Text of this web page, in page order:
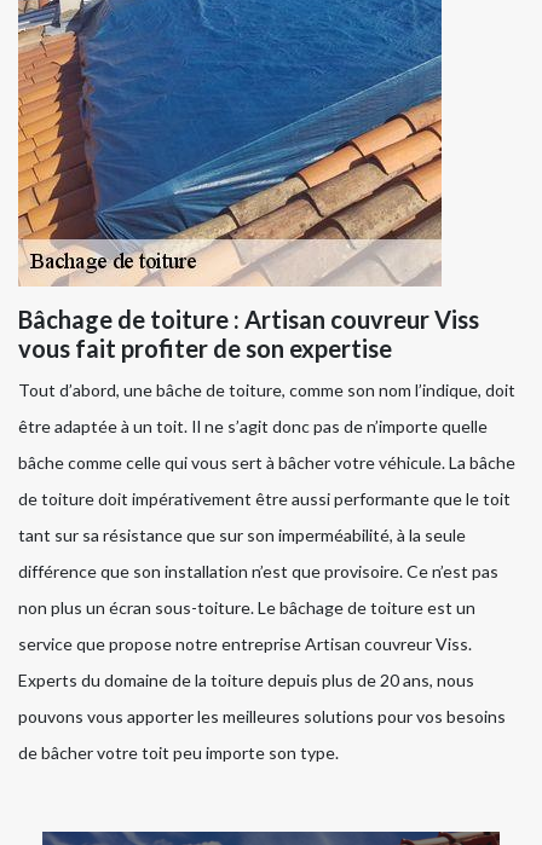
Bâchage de toiture : Artisan couvreur Viss
vous fait profiter de son expertise
Tout d’abord, une bâche de toiture, comme son nom l’indique, doit
être adaptée à un toit. Il ne s’agit donc pas de n’importe quelle
bâche comme celle qui vous sert à bâcher votre véhicule. La bâche
de toiture doit impérativement être aussi performante que le toit
tant sur sa résistance que sur son imperméabilité, à la seule
différence que son installation n’est que provisoire. Ce n’est pas
non plus un écran sous-toiture. Le bâchage de toiture est un
service que propose notre entreprise Artisan couvreur Viss.
Experts du domaine de la toiture depuis plus de 20 ans, nous
pouvons vous apporter les meilleures solutions pour vos besoins
de bâcher votre toit peu importe son type.